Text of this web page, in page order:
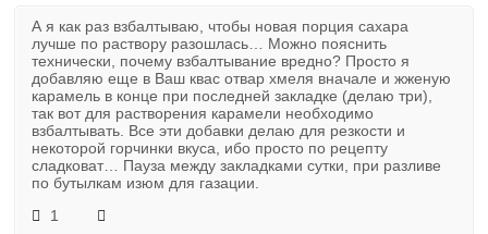
А я как раз взбалтываю, чтобы новая порция сахара
лучше по раствору разошлась… Можно пояснить
технически, почему взбалтывание вредно? Просто я
добавляю еще в Ваш квас отвар хмеля вначале и жженую
карамель в конце при последней закладке (делаю три),
так вот для растворения карамели необходимо
взбалтывать. Все эти добавки делаю для резкости и
некоторой горчинки вкуса, ибо просто по рецепту
сладковат… Пауза между закладками сутки, при разливе
по бутылкам изюм для газации.
1